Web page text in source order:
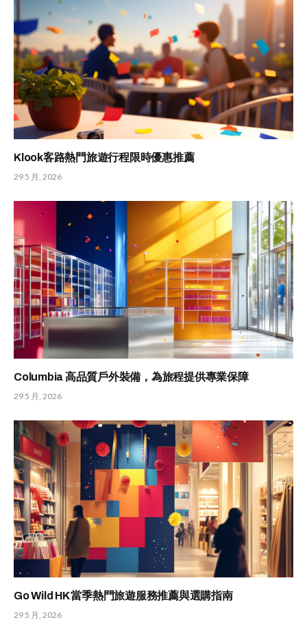
Klook客路熱門旅遊行程限時優惠推薦
29 5 月, 2026
Columbia 高品質戶外裝備，為旅程提供專業保障
29 5 月, 2026
Go Wild HK 當季熱門旅遊服務推薦與選購指南
29 5 月, 2026